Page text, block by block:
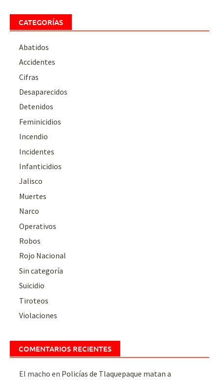
CATEGORÍAS
Abatidos
Accidentes
Cifras
Desaparecidos
Detenidos
Feminicidios
Incendio
Incidentes
Infanticidios
Jalisco
Muertes
Narco
Operativos
Robos
Rojo Nacional
Sin categoría
Suicidio
Tiroteos
Violaciones
COMENTARIOS RECIENTES
El macho en Policías de Tlaquepaque matan a